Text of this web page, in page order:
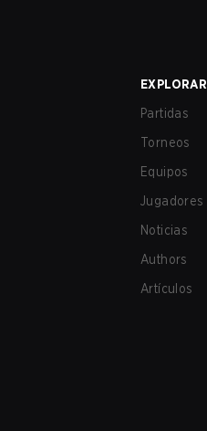
EXPLORAR
Partidas
Torneos
Equipos
Jugadores
Noticias
Authors
Artículos